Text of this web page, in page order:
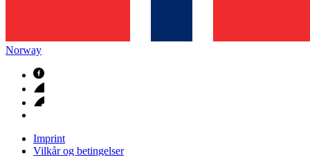
Norway
Imprint
Vilkår og betingelser